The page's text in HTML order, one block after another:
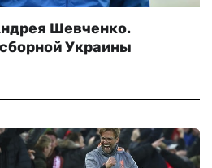
Шевченко.
Украины